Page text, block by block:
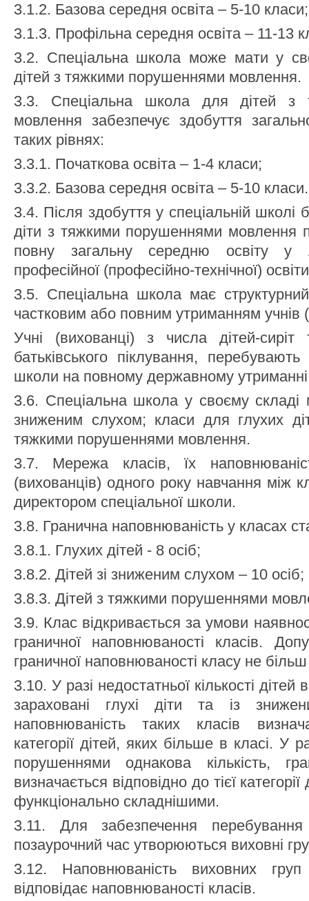
3.1.2. Базова середня освіта – 5-10 класи;
3.1.3. Профільна середня освіта – 11-13
3.2. Спеціальна школа може мати у
дітей з тяжкими порушеннями мовлення.
3.3. Спеціальна школа для дітей з
мовлення забезпечує здобуття
таких рівнях:
3.3.1. Початкова освіта – 1-4 класи;
3.3.2. Базова середня освіта – 5-10 класи.
3.4. Після здобуття у спеціальній школі
діти з тяжкими порушеннями мовлення
повну загальну середню освіту у
професійної (професійно-технічної)
3.5. Спеціальна школа має
частковим або повним утриманням учнів
Учні (вихованці) з числа дітей-сиріт
батьківського піклування, перебувають
школи на повному державному
3.6. Спеціальна школа у своєму складі
зниженим слухом; класи для глухих
тяжкими порушеннями мовлення.
3.7. Мережа класів, їх
(вихованців) одного року навчання між
директором спеціальної школи.
3.8. Гранична наповнюваність у класах
3.8.1. Глухих дітей - 8 осіб;
3.8.2. Дітей зі зниженим слухом – 10 осіб;
3.8.3. Дітей з тяжкими порушеннями
3.9. Клас відкривається за умови
граничної наповнюваності класів.
граничної наповнюваності класу не
3.10. У разі недостатньої кількості
зараховані глухі діти та із
наповнюваність таких класів
категорії дітей, яких більше в класі. У
порушеннями однакова кількість,
визначається відповідно до тієї
функціонально складнішими.
3.11. Для забезпечення
позаурочний час утворюються виховні
3.12. Наповнюваність виховних
відповідає наповнюваності класів.